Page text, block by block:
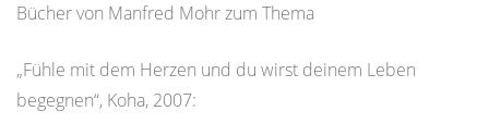
Bücher von Manfred Mohr zum Thema
„Fühle mit dem Herzen und du wirst deinem Leben
begegnen“, Koha, 2007: